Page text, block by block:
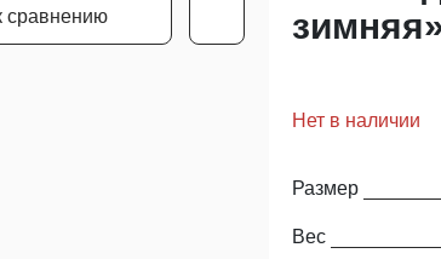
сравнению
Нет в наличии
Размер
Вес